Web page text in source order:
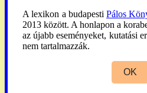
A lexikon a budapesti Pálos
2013 között. A honlapon a
az újabb eseményeket, kutatási
nem tartalmazzák.
OK